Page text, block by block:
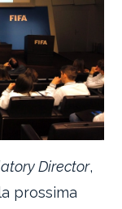
Director,
prossima